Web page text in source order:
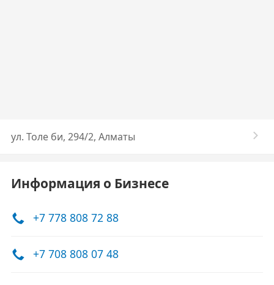
ул. Толе би, 294/2, Алматы
Информация о Бизнесе
+7 778 808 72 88
+7 708 808 07 48